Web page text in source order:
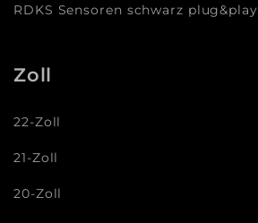
RDKS Sensoren schwarz plug&play
Zoll
22-Zoll
21-Zoll
20-Zoll